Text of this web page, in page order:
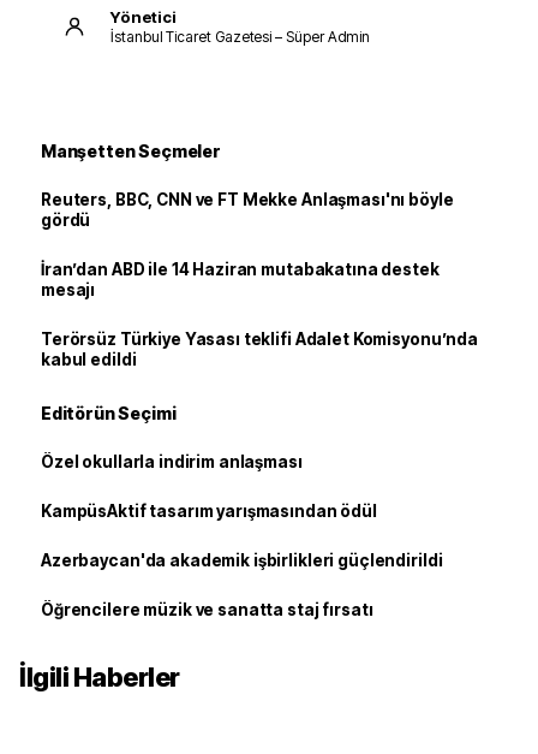
Yönetici
İstanbul Ticaret Gazetesi – Süper Admin
Manşetten Seçmeler
Reuters, BBC, CNN ve FT Mekke Anlaşması'nı böyle
gördü
İran’dan ABD ile 14 Haziran mutabakatına destek
mesajı
Terörsüz Türkiye Yasası teklifi Adalet Komisyonu’nda
kabul edildi
Editörün Seçimi
Özel okullarla indirim anlaşması
KampüsAktif tasarım yarışmasından ödül
Azerbaycan'da akademik işbirlikleri güçlendirildi
Öğrencilere müzik ve sanatta staj fırsatı
İlgili Haberler